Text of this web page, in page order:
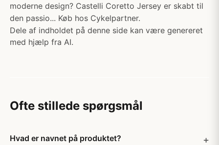
moderne design? Castelli Coretto Jersey er skabt til
den passio... Køb hos Cykelpartner.
Dele af indholdet på denne side kan være genereret
med hjælp fra AI.
Ofte stillede spørgsmål
Hvad er navnet på produktet?